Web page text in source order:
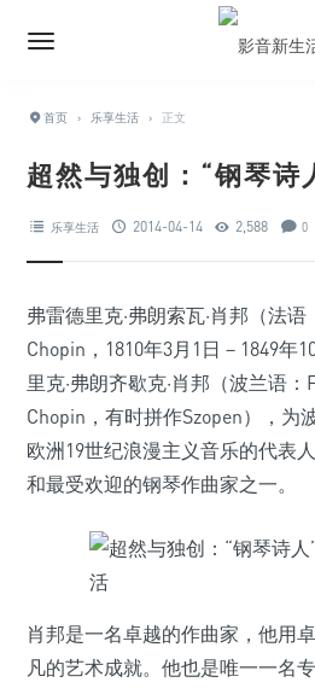
首页 › 乐享生活 › 正文
超然与独创：“钢琴诗
乐享生活 2014-04-14 2,588 0
弗雷德里克·弗朗索瓦·肖邦（法
Chopin，1810年3月1日－1849年
里克·弗朗齐歇克·肖邦（波兰语
Chopin，有时拼作Szopen），为
欧洲19世纪浪漫主义音乐的代表
和最受欢迎的钢琴作曲家之一。
肖邦是一名卓越的作曲家，他用
凡的艺术成就。他也是唯一一名